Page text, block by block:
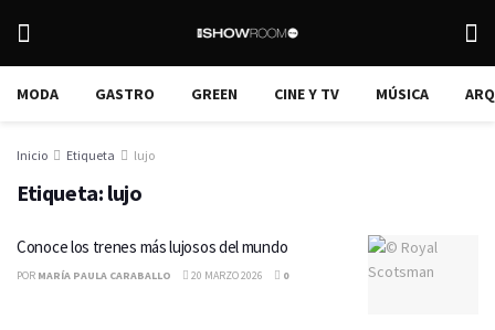
MODA GASTRO GREEN CINE Y TV MÚSICA
Inicio Etiqueta lujo
Etiqueta: lujo
Conoce los trenes más lujosos del mundo
POR MARÍA PAULA CARABALLO 20 MARZO 2026 0